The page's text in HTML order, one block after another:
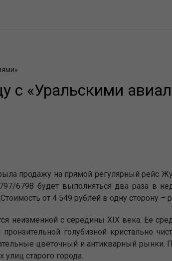
с «Уральскими
продажу на прямой регулярный рейс
6798 будет выполняться два раза в
от 4 549 рублей в одну сторону
неизменной с середины XIX века. Ее
голубизной кристально
цветочный и антикварный рынки.
старого города.